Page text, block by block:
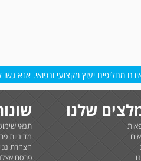
מחליפים יעוץ מקצועי ורפואי. אנא
שלנו
תנאי
מדיניות
הצהרת
פרסם